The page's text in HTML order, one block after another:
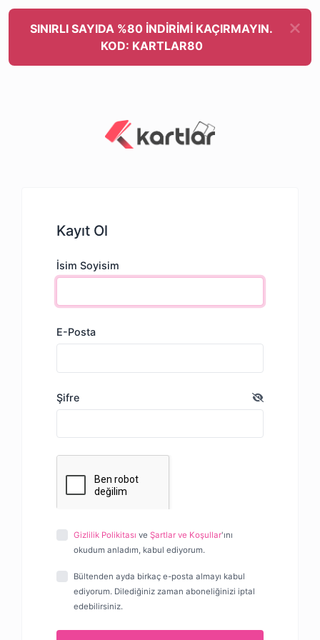
SINIRLI SAYIDA %80 İNDİRİMİ KAÇIRMAYIN.
KOD: KARTLAR80
Kayıt Ol
İsim Soyisim
E-Posta
Şifre
Gizlilik Polikitası ve Şartlar ve Koşullar'ını
okudum anladım, kabul ediyorum.
Bültenden ayda birkaç e-posta almayı kabul
ediyorum. Dilediğiniz zaman aboneliğinizi iptal
edebilirsiniz.